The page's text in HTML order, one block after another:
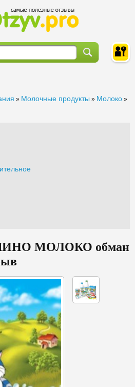
» Молочные продукты » Молоко »
МОЛОКО обман